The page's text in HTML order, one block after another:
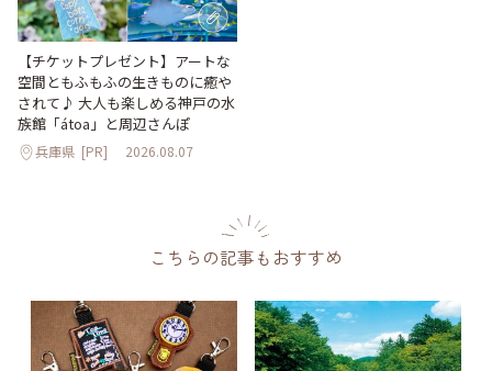
【チケットプレゼント】アートな
空間ともふもふの生きものに癒や
されて♪ 大人も楽しめる神戸の水
族館「átoa」と周辺さんぽ
兵庫県 [PR] 2026.08.07
こちらの記事もおすすめ